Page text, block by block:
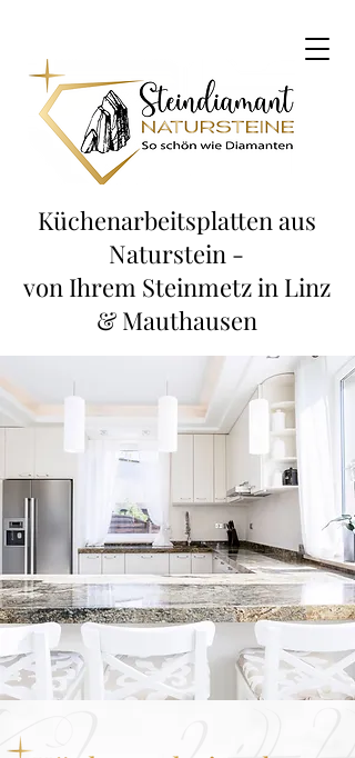
Küchenarbeitsplatten aus
Naturstein -
von Ihrem Steinmetz in Linz
& Mauthausen